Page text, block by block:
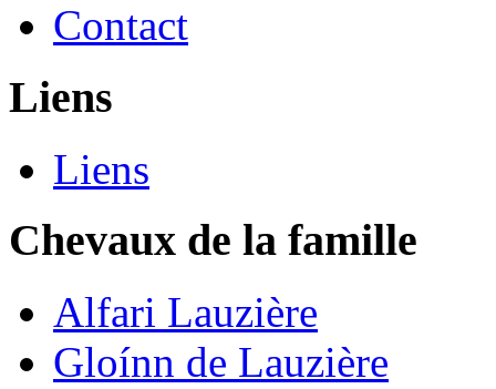
Contact
Liens
Liens
Chevaux de la famille
Alfari Lauzière
Gloínn de Lauzière